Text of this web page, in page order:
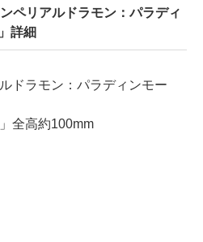
ペリアルドラモン：パラディ
詳細
ドラモン：パラディンモー
約100mm